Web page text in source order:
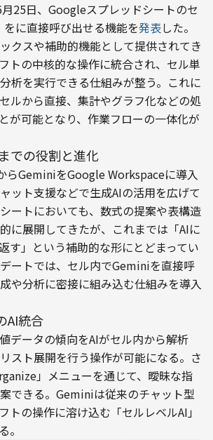
25日、Googleスプレッドシートのセ
に直接呼び出せる機能を発表した。
クスや補助的機能として提供されてき
トの中核的な操作に統合され、セル単
析を実行できる仕組みが整う。これに
ルから直接、集計やグラフ化などの処
が可能となり、作業フローの一体化が
での役割と進化
らGeminiをGoogle Workspaceに導入
ット支援などで生成AIの活用を広げて
ートにおいても、数式の提案や表構造
に展開してきたが、これまでは「AIに
す」という補助的な形にとどまってい
ートでは、セル内でGeminiを直接呼
や分析に密接に組み込む仕組みを導入
AI統合
データの傾向をAIがセル内から解析
スト展開を行う操作が可能になる。さ
」メニューを通じて、曖昧な指
できる。Geminiは従来のチャット型
トの操作に溶け込む「セルレベルAI」
。